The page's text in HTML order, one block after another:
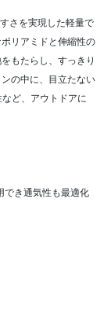
さを実現した軽量で
リアミドと伸縮性の
もたらし、すっきり
の中に、目立たない
ど、アウトドアに
でき通気性も最適化